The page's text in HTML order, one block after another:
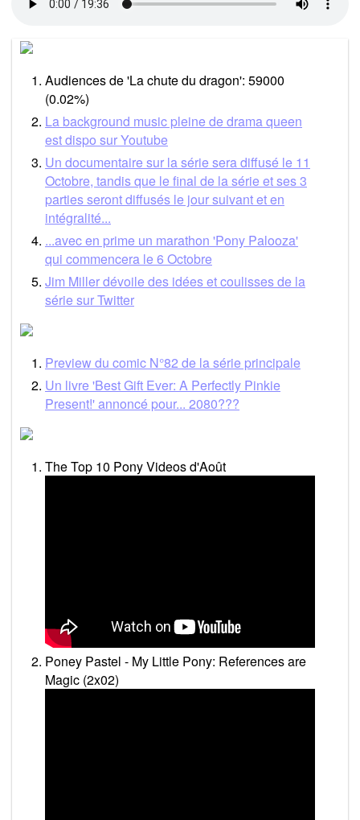
Audiences de 'La chute du dragon': 59000
(0.02%)
La background music pleine de drama queen
est dispo sur Youtube
Un documentaire sur la série sera diffusé le 11
Octobre, tandis que le final de la série et ses 3
parties seront diffusés le jour suivant et en
intégralité...
...avec en prime un marathon 'Pony Palooza'
qui commencera le 6 Octobre
Jim Miller dévoile des idées et coulisses de la
série sur Twitter
Preview du comic N°82 de la série principale
Un livre 'Best Gift Ever: A Perfectly Pinkie
Present!' annoncé pour... 2080???
The Top 10 Pony Videos d'Août
Poney Pastel - My Little Pony: References are
Magic (2x02)